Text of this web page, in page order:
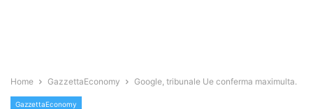
Home GazzettaEconomy Google, tribunale Ue conferma maximulta.
GazzettaEconomy